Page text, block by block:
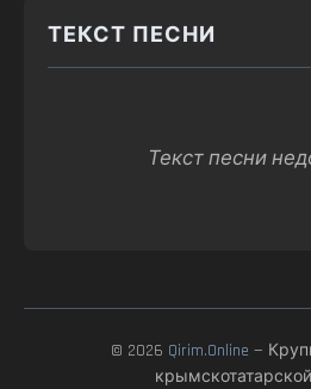
ТЕКСТ ПЕСНИ
Текст песни
© 2026 Qirim.Online —